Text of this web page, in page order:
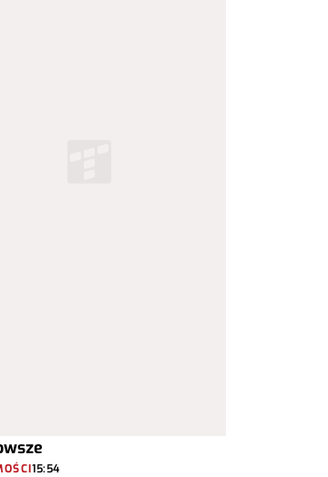
15:54